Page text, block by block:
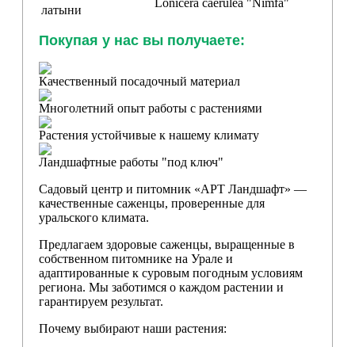
латыни
Покупая у нас вы получаете:
Качественный посадочный материал
Многолетний опыт работы с растениями
Растения устойчивые к нашему климату
Ландшафтные работы "под ключ"
Садовый центр и питомник «АРТ Ландшафт» —
качественные саженцы, проверенные для
уральского климата.
Предлагаем здоровые саженцы, выращенные в
собственном питомнике на Урале и
адаптированные к суровым погодным условиям
региона. Мы заботимся о каждом растении и
гарантируем результат.
Почему выбирают наши растения: